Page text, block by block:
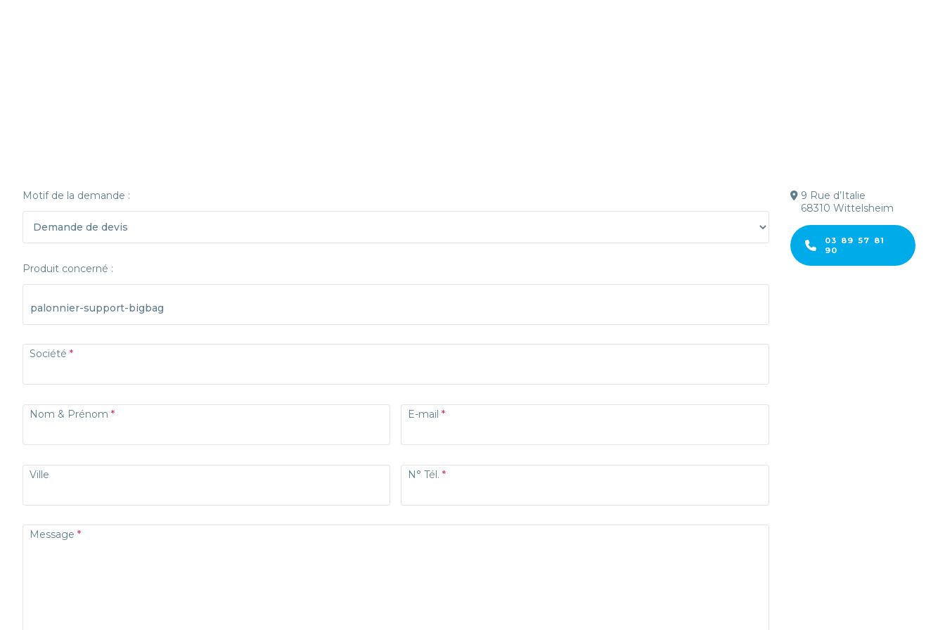
Motif de la demande :
Produit concerné :
Société
Nom & Prénom E-mail
Ville N° Tél.
Message
9 Rue d’Italie
68310 Wittelsheim
03 89 57 81
90